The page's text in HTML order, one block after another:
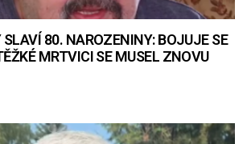
80. NAROZENINY: BOJUJE SE
MRTVICI SE MUSEL ZNOVU